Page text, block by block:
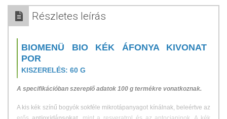
Részletes leírás
BIOMENÜ BIO KÉK ÁFONYA KIVONAT
POR
KISZERELÉS: 60 G
A specifikációban szereplő adatok 100 g termékre vonatkoznak.
A kis kék színű bogyók sokféle mikrotápanyagot kínálnak, beleértve az